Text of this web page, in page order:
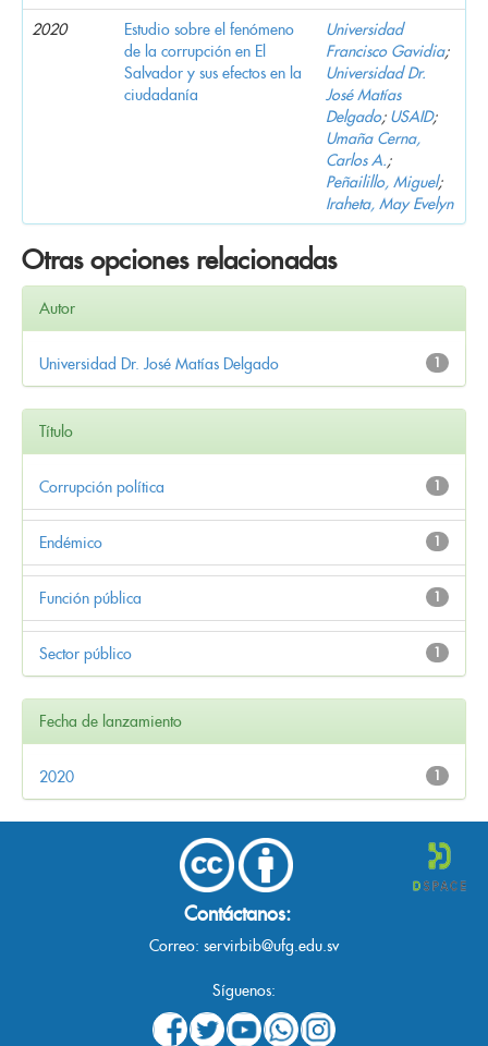
2020
Estudio sobre el fenómeno
de la corrupción en El
Salvador y sus efectos en la
ciudadanía
Universidad
Francisco Gavidia;
Universidad Dr.
José Matías
Delgado; USAID;
Umaña Cerna,
Carlos A.;
Peñailillo, Miguel;
Iraheta, May Evelyn
Otras opciones relacionadas
Autor
1
Universidad Dr. José Matías Delgado
Título
1
Corrupción política
1
Endémico
1
Función pública
1
Sector público
Fecha de lanzamiento
1
2020
Contáctanos:
Correo: servirbib@ufg.edu.sv
Síguenos: